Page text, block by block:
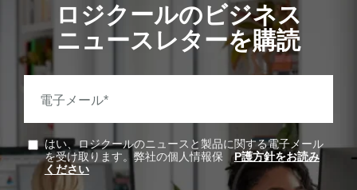
ロジクールのビジネス
ニュースレターを購読
電子メール*
はい、ロジクールのニュースと製品に関する電子メール
を受け取ります。弊社の個人情報保
P護方針をお読み
ください